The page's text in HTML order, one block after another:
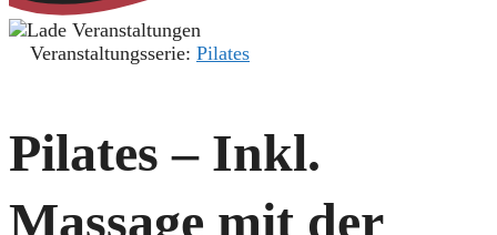
Veranstaltungsserie: Pilates
Pilates – Inkl.
Massage mit der